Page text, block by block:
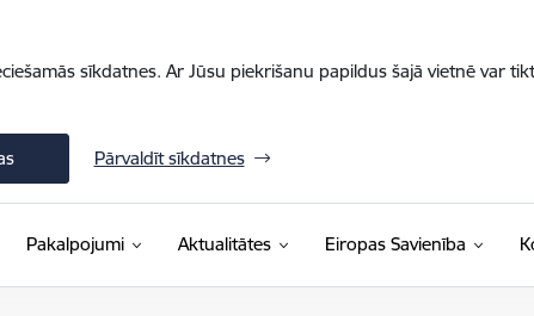
sīkdatnes. Ar Jūsu piekrišanu papildus šajā vietnē var
Pārvaldīt sīkdatnes
Pakalpojumi Aktualitātes Eiropas Savienība